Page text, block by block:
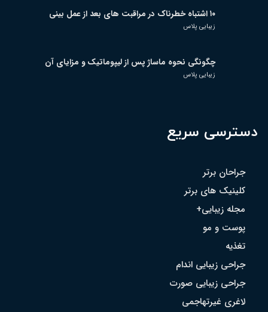
۱۰ اشتباه خطرناک در مراقبت های بعد از عمل بینی
زیبایی پلاس
چگونگی نحوه ماساژ پس از لیپوماتیک و مزایای آن
زیبایی پلاس
دسترسی سریع
جراحان برتر
کلینیک های برتر
مجله زیبایی+
پوست و مو
تغذیه
جراحی زیبایی اندام
جراحی زیبایی صورت
لاغری غیرتهاجمی